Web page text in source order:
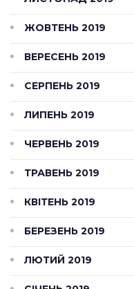
ЖОВТЕНЬ 2019
ВЕРЕСЕНЬ 2019
СЕРПЕНЬ 2019
ЛИПЕНЬ 2019
ЧЕРВЕНЬ 2019
ТРАВЕНЬ 2019
КВІТЕНЬ 2019
БЕРЕЗЕНЬ 2019
ЛЮТИЙ 2019